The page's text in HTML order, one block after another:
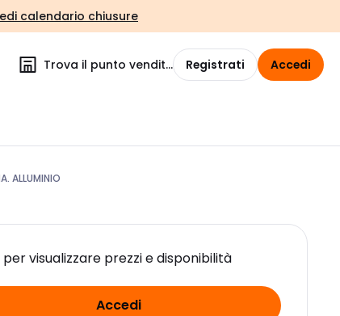
calendario chiusure
Trova il punto vendita Registrati Accedi
ALLUMINIO
visualizzare prezzi e disponibilità
Accedi